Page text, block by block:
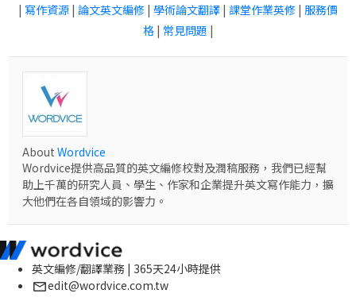
| 寫作資源 | 論文英文編修 | 學術論文翻譯 | 課堂作業英修 | 服務價
格| 常見問題 |
About Wordvice
Wordvice提供高品質的英文編修校對及潤稿服務，我們已經幫
助上千萬的研究人員、學生、作家和企業提升英文寫作能力，擴
大他們在各自領域的影響力。
英文編修/翻譯業務 | 365天24小時提供
edit@wordvice.com.tw